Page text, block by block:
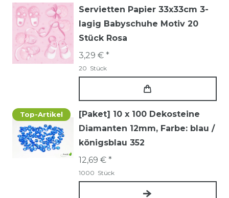
Servietten Papier 33x33cm 3-
lagig Babyschuhe Motiv 20
Stück Rosa
3,29 € *
20 Stück
Top-Artikel
[Paket] 10 x 100 Dekosteine
Diamanten 12mm, Farbe: blau /
königsblau 352
12,69 € *
1000 Stück